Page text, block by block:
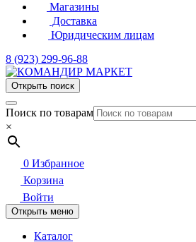
Магазины
Доставка
Юридическим лицам
8 (923) 299-96-88
Открыть поиск
Поиск по товарам
×
0 Избранное
Корзина
Войти
Открыть меню
Каталог